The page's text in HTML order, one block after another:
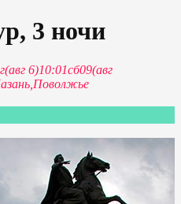
3 ночи
(авг 6)10:01сб09(авг
Поволжье